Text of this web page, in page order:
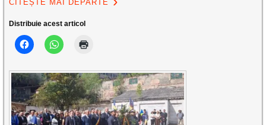
CITEȘTE MAI DEPARTE
Distribuie acest articol